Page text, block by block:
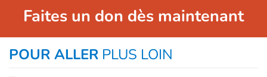
Faites un don dès maintenant
POUR ALLER PLUS LOIN